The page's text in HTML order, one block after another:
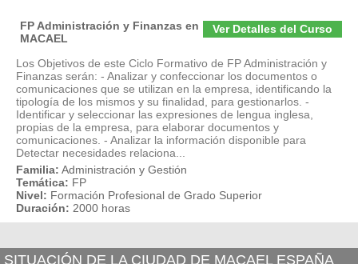
Ver Detalles del Curso
FP Administración y Finanzas en
MACAEL
Los Objetivos de este Ciclo Formativo de FP Administración y
Finanzas serán: - Analizar y confeccionar los documentos o
comunicaciones que se utilizan en la empresa, identificando la
tipología de los mismos y su finalidad, para gestionarlos. -
Identificar y seleccionar las expresiones de lengua inglesa,
propias de la empresa, para elaborar documentos y
comunicaciones. - Analizar la información disponible para
Detectar necesidades relaciona...
Familia: Administración y Gestión
Temática: FP
Nivel: Formación Profesional de Grado Superior
Duración: 2000 horas
SITUACIÓN DE LA CIUDAD DE MACAEL ESPAÑA